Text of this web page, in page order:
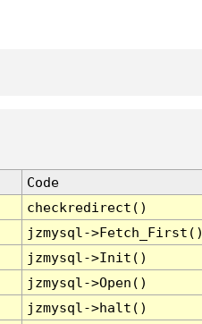
Code
checkredirect()
jzmysql-
jzmysql->Init()
jzmysql->Open()
jzmysql->halt()